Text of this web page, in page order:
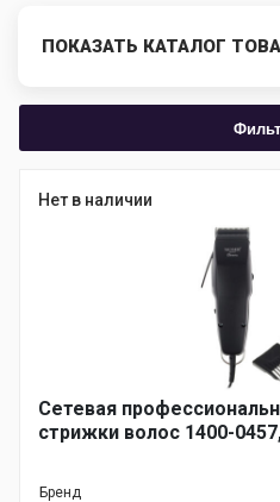
ПОКАЗАТЬ КАТАЛОГ
Нет в наличии
Сетевая
стрижки волос 1400-
Бренд